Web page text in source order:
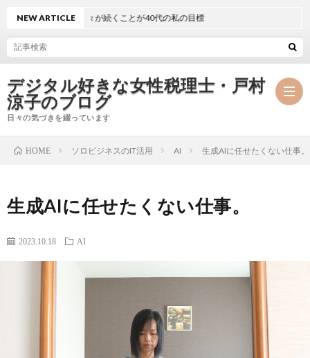
デジタル好きな女性税理士・戸村
涼子のブログ
日々の気づきを綴っています
NEW ARTICLE
で穏やかな日々が続くことが40代の私の目標
HOME ソロビジネスのIT活用 AI 生成AIに任せたくない仕事。
生成AIに任せたくない仕事。
2023.10.18 AI